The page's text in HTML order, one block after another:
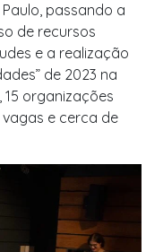
passando a
de recursos
e a realização
de 2023 na
15 organizações
e cerca de